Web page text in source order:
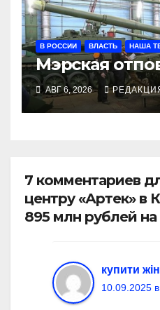
В РОССИИ ВЛАСТЬ НАША
Мэрская
АВГ 6, 2026
7 комментариев
центру «Артек» в
895 млн рублей на
купити
10.09.2025